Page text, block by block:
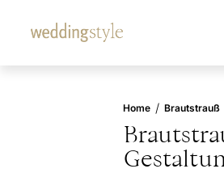
Home / Brautstrauß